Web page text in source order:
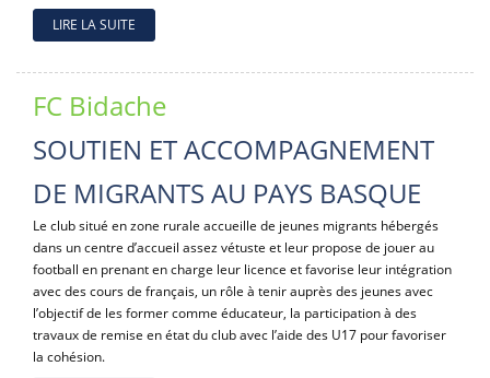
LIRE LA SUITE
FC Bidache
SOUTIEN ET ACCOMPAGNEMENT
DE MIGRANTS AU PAYS BASQUE
Le club situé en zone rurale accueille de jeunes migrants hébergés
dans un centre d’accueil assez vétuste et leur propose de jouer au
football en prenant en charge leur licence et favorise leur intégration
avec des cours de français, un rôle à tenir auprès des jeunes avec
l’objectif de les former comme éducateur, la participation à des
travaux de remise en état du club avec l’aide des U17 pour favoriser
la cohésion.